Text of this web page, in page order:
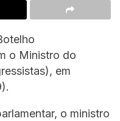
o Ministro do
em
o ministro